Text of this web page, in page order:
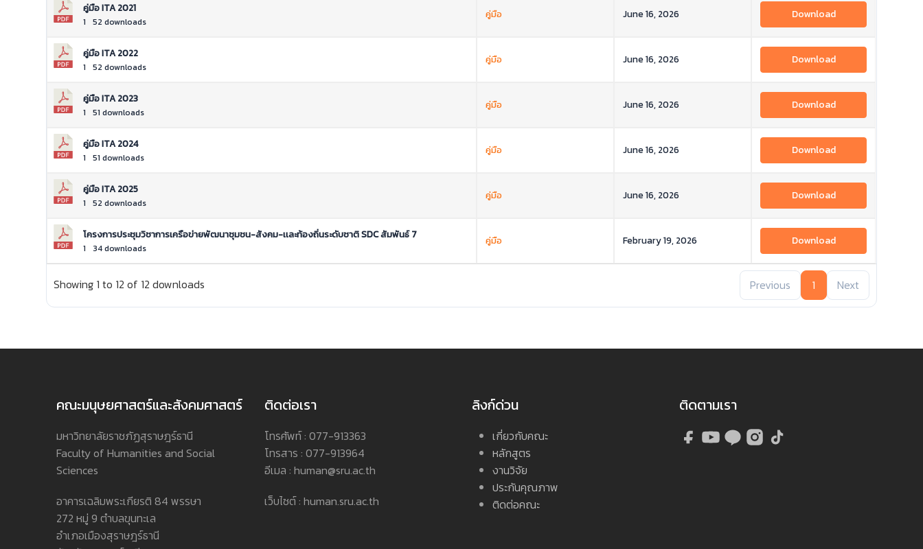
คู่มือ ITA 2021
1 52 downloads
คู่มือ June 16, 2026 Download
คู่มือ ITA 2022
1 52 downloads
คู่มือ June 16, 2026 Download
คู่มือ ITA 2023
1 51 downloads
คู่มือ June 16, 2026 Download
คู่มือ ITA 2024
1 51 downloads
คู่มือ June 16, 2026 Download
คู่มือ ITA 2025
1 52 downloads
คู่มือ June 16, 2026 Download
โครงการประชุมวิชาการเครือข่ายพัฒนาชุมชน-สังคม-เเละท้องถิ่นระดับชาติ SDC สัมพันธ์ 7
1 34 downloads
คู่มือ February 19, 2026 Download
Showing 1 to 12 of 12 downloads Previous 1 Next
คณะมนุษยศาสตร์และสังคมศาสตร์
มหาวิทยาลัยราชภัฏสุราษฎร์ธานี
Faculty of Humanities and Social
Sciences
อาคารเฉลิมพระเกียรติ 84 พรรษา
272 หมู่ 9 ตำบลขุนทะเล
อำเภอเมืองสุราษฎร์ธานี
ติดต่อเรา
โทรศัพท์ : 077-913363
โทรสาร : 077-913964
อีเมล : human@sru.ac.th
เว็บไซต์ : human.sru.ac.th
ลิงก์ด่วน
เกี่ยวกับคณะ
หลักสูตร
งานวิจัย
ประกันคุณภาพ
ติดต่อคณะ
ติดตามเรา